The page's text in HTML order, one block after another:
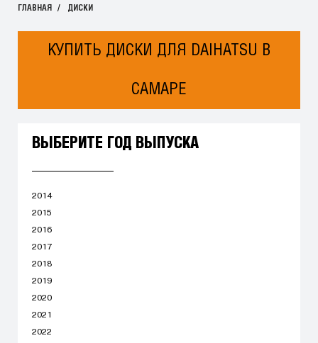
ГЛАВНАЯ ДИСКИ
КУПИТЬ ДИСКИ ДЛЯ DAIHATSU В
САМАРЕ
ВЫБЕРИТЕ ГОД ВЫПУСКА
2014
2015
2016
2017
2018
2019
2020
2021
2022